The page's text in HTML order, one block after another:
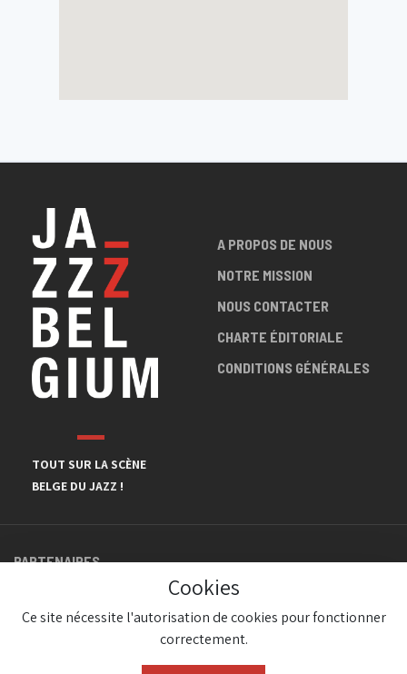
TOUT SUR LA SCÈNE
BELGE DU JAZZ !
A PROPOS DE NOUS
NOTRE MISSION
NOUS CONTACTER
CHARTE ÉDITORIALE
CONDITIONS GÉNÉRALES
PARTENAIRES
Cookies
Ce site nécessite l'autorisation de cookies pour fonctionner
correctement.